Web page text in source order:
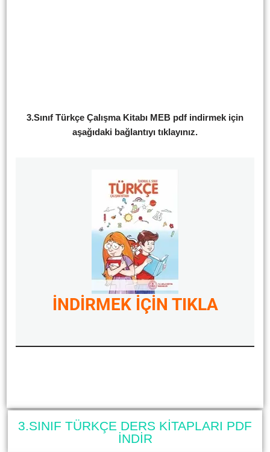
3.Sınıf Türkçe Çalışma Kitabı MEB pdf indirmek için
aşağıdaki bağlantıyı tıklayınız.
İNDİRMEK İÇİN TIKLA
3.SINIF TÜRKÇE DERS KİTAPLARI PDF
İNDİR